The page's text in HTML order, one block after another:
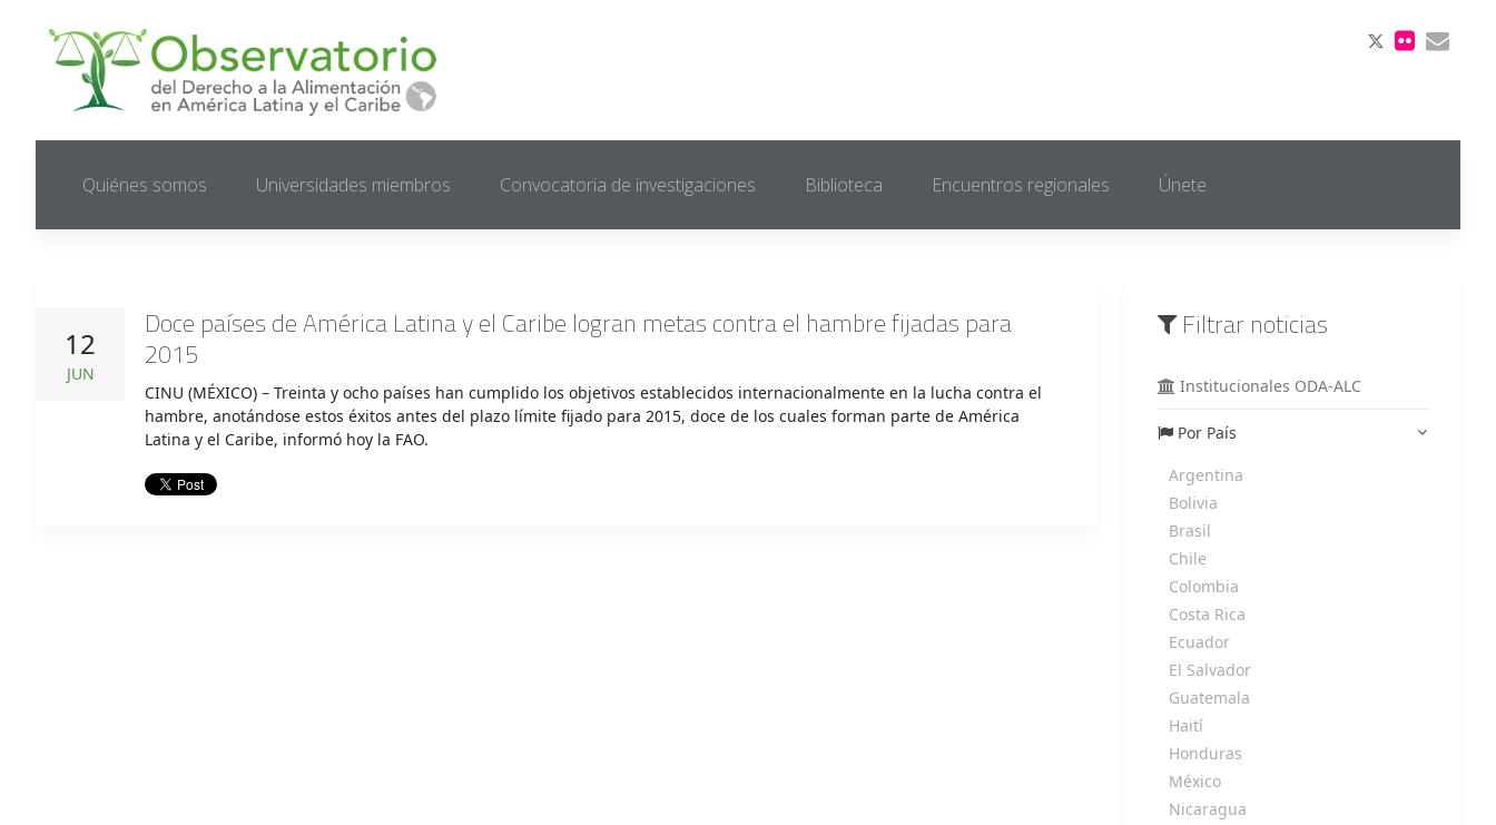
Quiénes somos Universidades miembros Convocatoria de investigaciones Biblioteca Encuentros regionales Únete
12
JUN
Doce países de América Latina y el Caribe logran metas contra el hambre fijadas para
2015
CINU (MÉXICO) – Treinta y ocho países han cumplido los objetivos establecidos internacionalmente en la lucha contra el
hambre, anotándose estos éxitos antes del plazo límite fijado para 2015, doce de los cuales forman parte de América
Latina y el Caribe, informó hoy la FAO.
Filtrar noticias
Institucionales ODA-ALC
Por País
Argentina
Bolivia
Brasil
Chile
Colombia
Costa Rica
Ecuador
El Salvador
Guatemala
Haití
Honduras
México
Nicaragua